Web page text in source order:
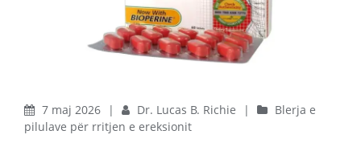
7 maj 2026 | Dr. Lucas B. Richie |
Blerja e
pilulave për rritjen e ereksionit